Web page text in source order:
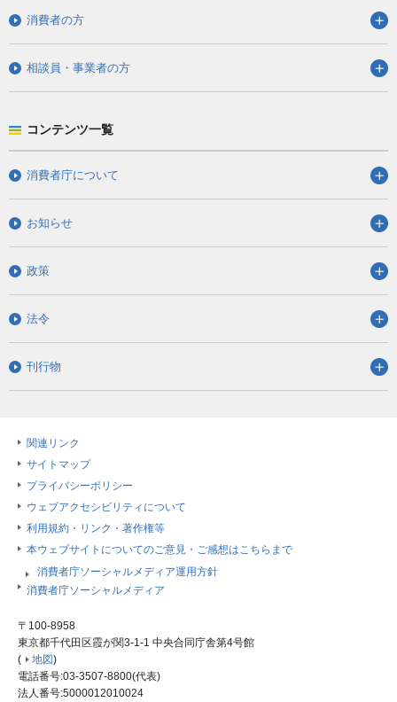
消費者の方
相談員・事業者の方
コンテンツ一覧
消費者庁について
お知らせ
政策
法令
刊行物
関連リンク
サイトマップ
プライバシーポリシー
ウェブアクセシビリティについて
利用規約・リンク・著作権等
本ウェブサイトについてのご意見・ご感想はこちらまで
消費者庁ソーシャルメディア運用方針
消費者庁ソーシャルメディア
〒100-8958
東京都千代田区霞が関3-1-1 中央合同庁舎第4号館
(
地図)
電話番号:03-3507-8800(代表)
法人番号:5000012010024